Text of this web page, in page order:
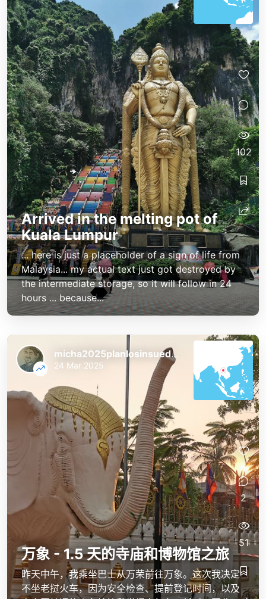
micha2025planlosinsuedostasien
micha2025planlosinsuedostasien
Arrived in the melting pot of
Kuala Lumpur
... here is just a placeholder of a sign of life from
Malaysia... my actual text just got destroyed by
the intermediate storage, so it will follow in 24
hours ... because...
102
万象 - 1.5 天的寺庙和博物馆之旅
昨天中午，我乘坐巴士从万荣前往万象。这次我决定
不坐老挝火车，因为安全检查、提前登记时间，以及
micha2025planlosinsuedostasien
24 Mar 2025
2
51